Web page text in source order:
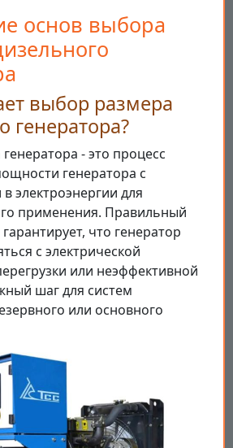
основ выбора
выбор размера
генератора?
- это процесс
генератора с
электроэнергии для
применения. Правильный
что генератор
с электрической
или неэффективной
шаг для систем
или основного